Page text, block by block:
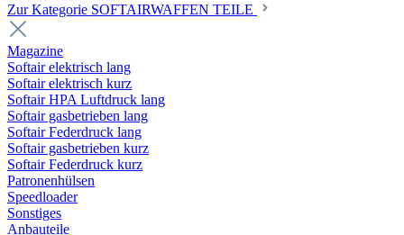
Zur Kategorie SOFTAIRWAFFEN TEILE
Magazine
Softair elektrisch lang
Softair elektrisch kurz
Softair HPA Luftdruck lang
Softair gasbetrieben lang
Softair Federdruck lang
Softair gasbetrieben kurz
Softair Federdruck kurz
Patronenhülsen
Speedloader
Sonstiges
Anbauteile